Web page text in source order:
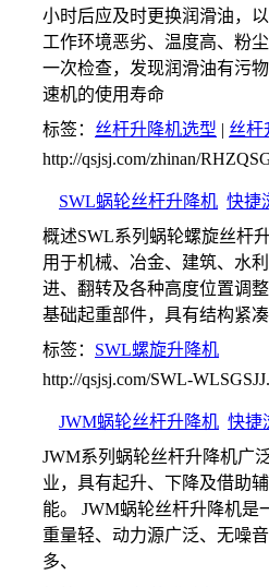
小时后应及时更换润滑油，
工作环境恶劣、温度高、粉
一次检查，发现润滑油有污
速机的使用寿命
标签： 丝杆升降机选型 | 丝杆
http://qsjsj.com/zhinan/
SWL蜗轮丝杆升降机 快捷
概述SWL系列蜗轮螺旋丝杆
用于机械、冶金、建筑、水
进、翻转及各种高度位置调
基础起重部件，具有结构紧
标签： SWL螺旋升降机
http://qsjsj.com/SWL-
JWM蜗轮丝杆升降机 快捷
JWM系列蜗轮丝杆升降机广
业，具有起升、下降及借助
能。 JWM蜗轮丝杆升降机
重量轻、动力源广泛、无噪
多、